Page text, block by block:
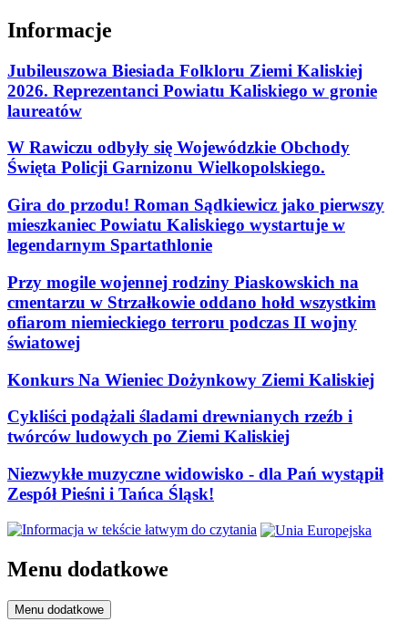
Informacje
Jubileuszowa Biesiada Folkloru Ziemi Kaliskiej
2026. Reprezentanci Powiatu Kaliskiego w gronie
laureatów
W Rawiczu odbyły się Wojewódzkie Obchody
Święta Policji Garnizonu Wielkopolskiego.
Gira do przodu! Roman Sądkiewicz jako pierwszy
mieszkaniec Powiatu Kaliskiego wystartuje w
legendarnym Spartathlonie
Przy mogile wojennej rodziny Piaskowskich na
cmentarzu w Strzałkowie oddano hołd wszystkim
ofiarom niemieckiego terroru podczas II wojny
światowej
Konkurs Na Wieniec Dożynkowy Ziemi Kaliskiej
Cykliści podążali śladami drewnianych rzeźb i
twórców ludowych po Ziemi Kaliskiej
Niezwykłe muzyczne widowisko - dla Pań wystąpił
Zespół Pieśni i Tańca Śląsk!
Menu dodatkowe
Menu dodatkowe